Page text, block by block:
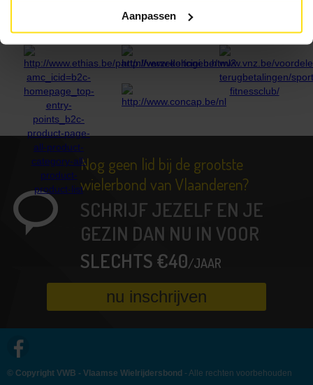
Aanpassen
Controle
lidmaatschap
Lid
Worden
Ledenvoordelen
Verzekering
Kalender
Clubs
Downloads
Contact
Nog geen lid bij de grootste
wielerbond van Vlaanderen?
SCHRIJF JEZELF EN JE
GEZIN DAN NU IN VOOR
SLECHTS €40/JAAR
nu inschrijven
© Copyright VWB - Vlaamse Wielrijdersbond - Alle rechten voorbehouden